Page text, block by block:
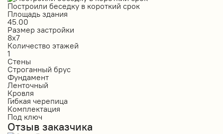
Построили беседку в короткий срок
Площадь здания
45.00
Размер застройки
8х7
Количество этажей
1
Стены
Строганный брус
Фундамент
Ленточный
Кровля
Гибкая черепица
Комплектация
Под ключ
Отзыв заказчика